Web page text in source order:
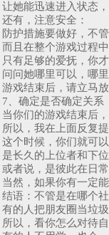
让她能迅速进入状态
还有，注意安全：
防护措施要做好，不
而且在整个游戏过程
只有足够的爱抚，你
问问她哪里可以，哪
游戏结束后，请立马
7、确定是否确定关系
当你们的游戏结束后
所以，我在上面反复
这个时候，你们就可
是长久的上位者和下
或者说，是彼此在日
当然，如果你有一定
结语：不管是在哪个
有的人把朋友圈当垃
所以，看你怎么对待